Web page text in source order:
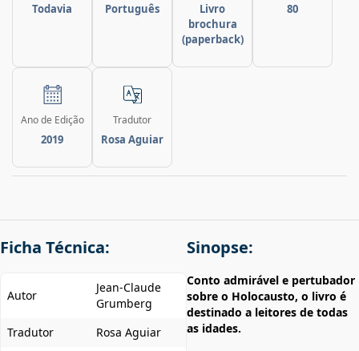
Todavia Português
Livro
brochura
(paperback)
80
Ano de Edição
2019
Tradutor
Rosa Aguiar
Ficha Técnica:
Autor
Jean-Claude
Grumberg
Tradutor
Rosa Aguiar
Sinopse:
Conto admirável e pertubador
sobre o Holocausto, o livro é
destinado a leitores de todas
as idades.